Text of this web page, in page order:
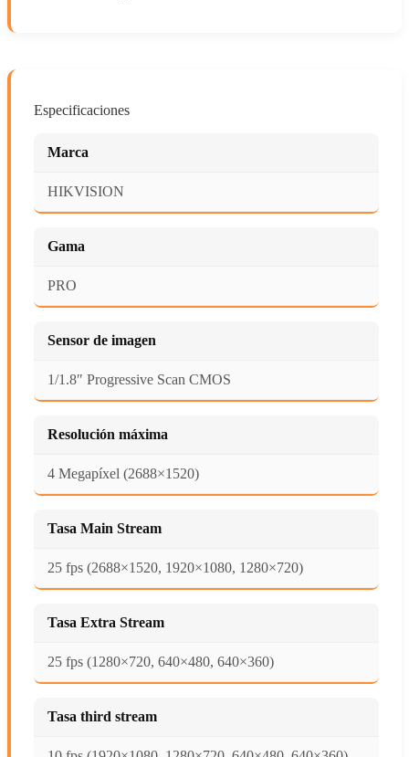
Especificaciones
Marca
HIKVISION
Gama
PRO
Sensor de imagen
1/1.8″ Progressive Scan CMOS
Resolución máxima
4 Megapíxel (2688×1520)
Tasa Main Stream
25 fps (2688×1520, 1920×1080, 1280×720)
Tasa Extra Stream
25 fps (1280×720, 640×480, 640×360)
Tasa third stream